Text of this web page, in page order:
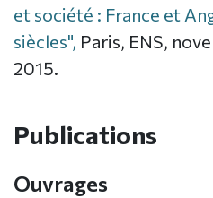
et société : France et
siècles", Paris, ENS,
2015.
Publications
Ouvrages